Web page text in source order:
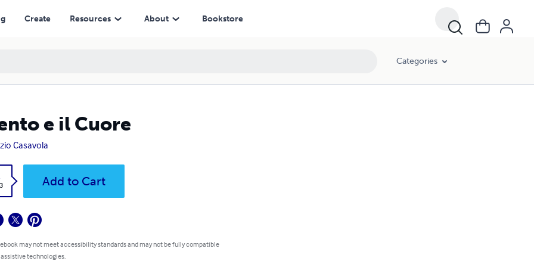
Create Resources About Bookstore
Categories
e il Cuore
Casavola
Add to Cart
may not meet accessibility standards and may not be fully compatible
technologies.